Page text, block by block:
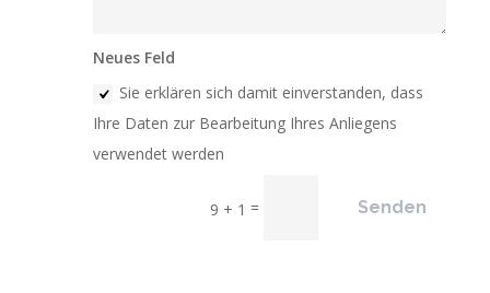
Neues Feld
Sie erklären sich damit einverstanden, dass
Ihre Daten zur Bearbeitung Ihres Anliegens
verwendet werden
9 + 1 = Senden